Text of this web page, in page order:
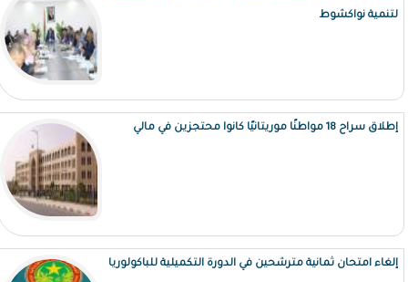
لتنمية نواكشوط
إطلاق سراح 18 مواطنًا موريتانيًا كانوا محتجزين في مالي
إلغاء امتحان ثمانية مترشحين في الدورة التكميلية للباكولوريا